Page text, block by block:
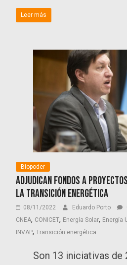
Leer más
Biopoder
Adjudican fondos a
la transición energética
08/11/2022 Eduardo Porto
CNEA, CONICET, Energía Solar, Energía
INVAP, Transición energética
Son 13 iniciativas